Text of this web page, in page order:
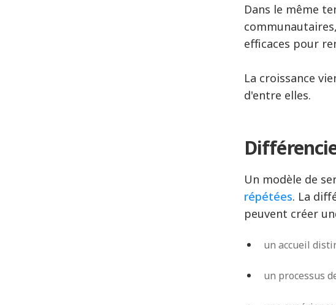
Dans le même
efficaces pour
La croissance
d'entre elles.
Un modèle de
répétées. La
peuvent créer
un accueil
un processus